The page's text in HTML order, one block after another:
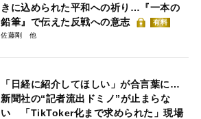
きに込められた平和への祈り…『一本の
鉛筆』で伝えた反戦への意志
有料
佐藤剛
「日経に紹介してほしい」が合言葉に…
新聞社の“記者流出ドミノ”が止まらな
い 「TikToker化まで求められた」現場